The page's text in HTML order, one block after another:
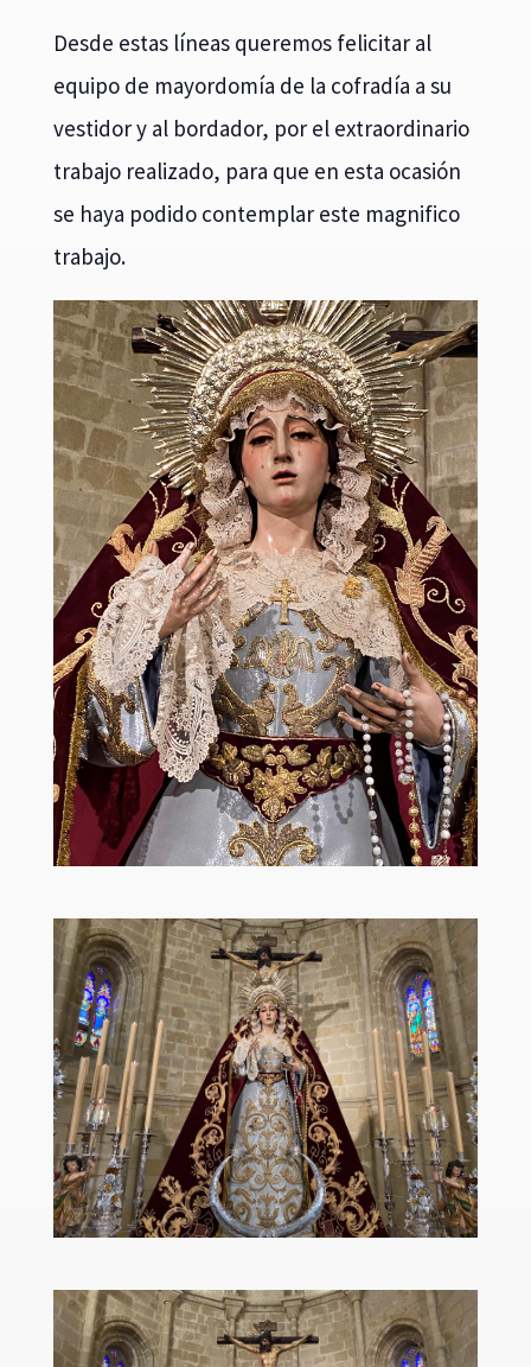
Desde estas líneas queremos felicitar al
equipo de mayordomía de la cofradía a su
vestidor y al bordador, por el extraordinario
trabajo realizado, para que en esta ocasión
se haya podido contemplar este magnifico
trabajo.